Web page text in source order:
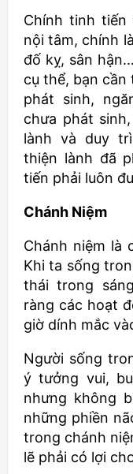
Chính tinh
nội tâm, chính
đố kỵ, sân
cụ thể, bạn cần
phát sinh,
chưa phát
lành và duy
thiện lành đã
tiến phải luôn
Chánh Niệm
Chánh niệm là
Khi ta sống
thái trong
ràng các hoạt
giờ dính mắc
Người sống
ý tưởng vui,
nhưng không
những phiền
trong chánh
lẽ phải có lợi